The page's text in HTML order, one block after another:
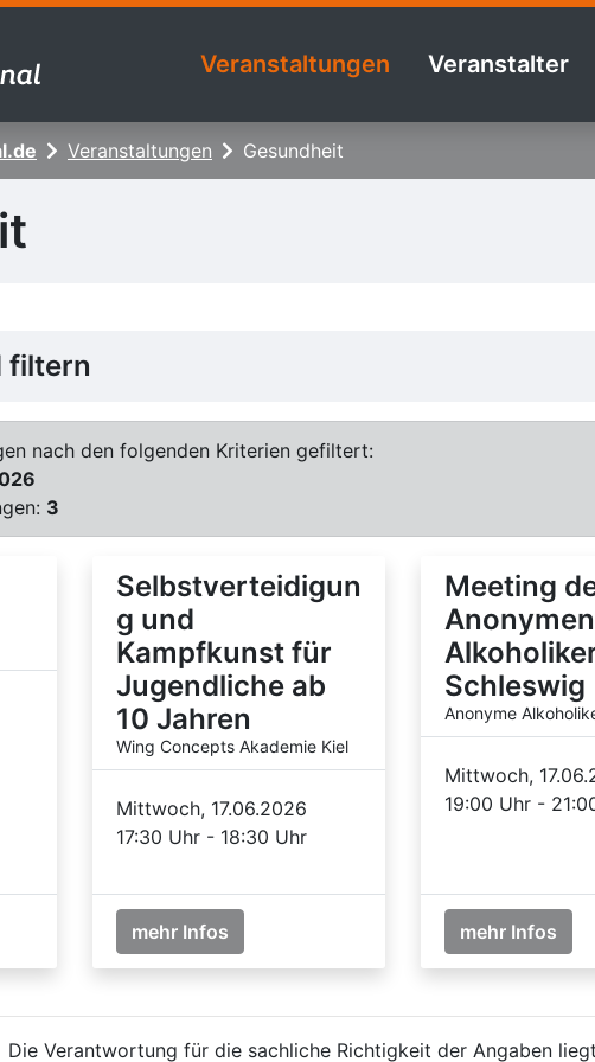
Veranstaltungen Veranstalter
Veranstaltungen Gesundheit
filtern
nach den folgenden Kriterien gefiltert:
3
Selbstverteidigun
g und
Kampfkunst für
Jugendliche ab
10 Jahren
Wing Concepts Akademie Kiel
Mittwoch, 17.06.2026
17:30 Uhr - 18:30 Uhr
mehr Infos
Meeting
Anonymen
Schleswig
Anonyme
Mittwoch,
19:00 Uhr -
mehr Infos
Die Verantwortung für die sachliche Richtigkeit der Angaben